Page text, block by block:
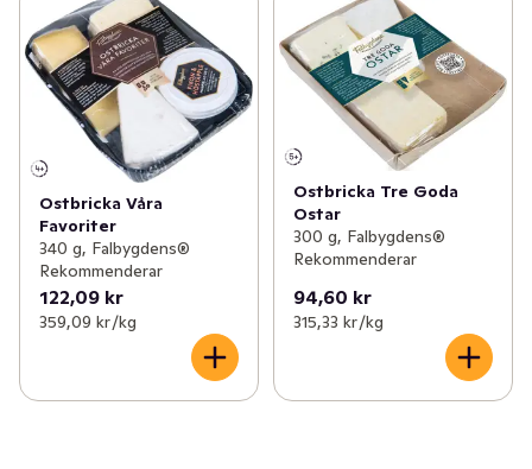
Ostbricka Våra
Favoriter
340 g, Falbygdens®
Rekommenderar
122,09 kr
359,09 kr /kg
Ostbricka Tre Goda
Ostar
300 g, Falbygdens®
Rekommenderar
94,60 kr
315,33 kr /kg